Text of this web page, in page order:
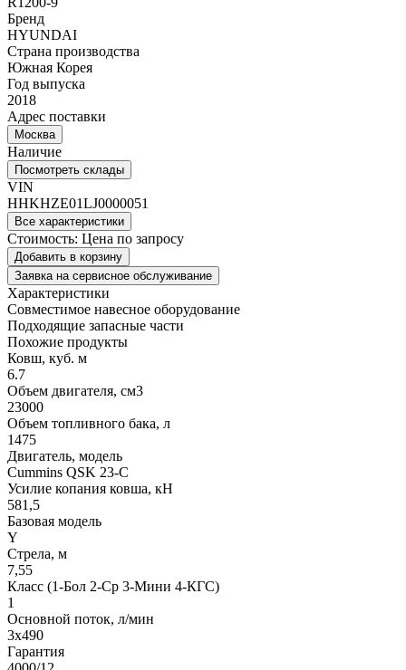
Бренд
HYUNDAI
Страна производства
Южная Корея
Год выпуска
2018
Адрес поставки
Москва
Наличие
Посмотреть склады
VIN
HHKHZE01LJ0000051
Все характеристики
Стоимость: Цена по запросу
Добавить в корзину
Заявка на сервисное обслуживание
Характеристики
Совместимое навесное оборудование
Подходящие запасные части
Похожие продукты
Ковш, куб. м
6.7
Объем двигателя, см3
23000
Объем топливного бака, л
1475
Двигатель, модель
Cummins QSK 23-C
Усилие копания ковша, кН
581,5
Базовая модель
Y
Стрела, м
7,55
Класс (1-Бол 2-Ср 3-Мини 4-КГС)
1
Основной поток, л/мин
3х490
Гарантия